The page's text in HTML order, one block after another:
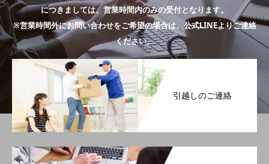
につきましては、営業時間内のみの受付となります。
※営業時間外にお問い合わせをご希望の場合は、公式LINEよりご連絡
ください。
引越しのご連絡